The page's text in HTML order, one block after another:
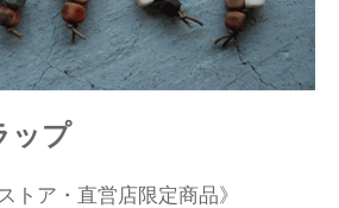
ップ
トア・直営店限定商品》